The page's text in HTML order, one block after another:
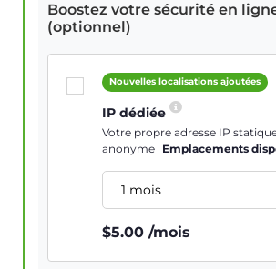
Boostez votre sécurité en
(optionnel)
Nouvelles localisations ajoutées
IP dédiée
Votre propre adresse IP
anonyme Emplacements
1 mois
$5.00 /mois